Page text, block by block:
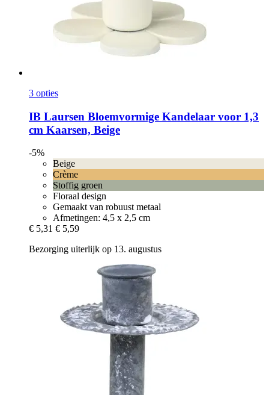
3 opties
IB Laursen Bloemvormige Kandelaar voor 1,3
cm Kaarsen, Beige
-5%
Beige
Crème
Stoffig groen
Floraal design
Gemaakt van robuust metaal
Afmetingen: 4,5 x 2,5 cm
€ 5,31 € 5,59
Bezorging uiterlijk op 13. augustus